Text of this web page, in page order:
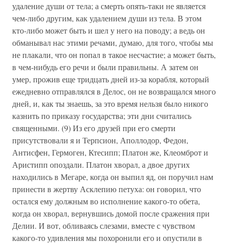
удаление души от тела; а смерть опять-таки не является
чем-либо другим, как удалением души из тела. В этом
кто-либо может быть и шел у него на поводу; а ведь он
обманывал нас этими речами, думаю, для того, чтобы мы
не плакали, что он попал в такое несчастие; а может быть,
в чем-нибудь его речи и были правильны. А затем он
умер, прожив еще тридцать дней из-за корабля, который
ежедневно отправлялся в Делос, он не возвращался много
дней, и, как ты знаешь, за это время нельзя было никого
казнить по приказу государства; эти дни считались
священными. (9) Из его друзей при его смерти
присутствовали я и Терпсион, Аполлодор, Федон,
Антисфен, Гермоген, Ктесипп; Платон же, Клеомброт и
Аристипп опоздали. Платон хворал, а двое других
находились в Мегаре, когда он выпил яд, он поручил нам
принести в жертву Асклепию петуха: он говорил, что
остался ему должным во исполнение какого-то обета,
когда он хворал, вернувшись домой после сражения при
Делии. И вот, обливаясь слезами, вместе с чувством
какого-то удивления мы похоронили его и опустили в